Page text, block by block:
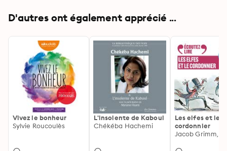
Piste 14 - Quatrième séance guidée - Marche
au corps
D'autres ont également apprécié ...
Vivez le bonheur
Sylvie Roucoulès
L'insolente de Kaboul
Chékéba Hachemi
Les elfes et le
cordonnier